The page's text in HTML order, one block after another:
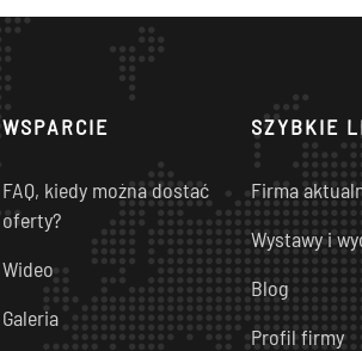
WSPARCIE
FAQ, kiedy można dostać
oferty?
Wideo
Galeria
SZYBKIE
Firma
Wystawy i
Blog
Profil firmy